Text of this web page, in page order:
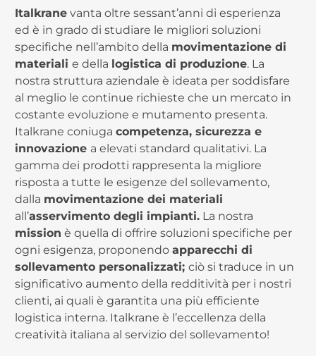
Italkranevanta oltre sessant’anni di esperienza
ed è in grado di studiare le migliori soluzioni
specifiche nell’ambito della movimentazione di
materiali e della logistica di produzione. La
nostra struttura aziendale è ideata per soddisfare
al meglio le continue richieste che un mercato in
costante evoluzione e mutamento presenta.
Italkrane coniuga competenza, sicurezza e
innovazione a elevati standard qualitativi. La
gamma dei prodotti rappresenta la migliore
risposta a tutte le esigenze del sollevamento,
dalla movimentazione dei materiali
all’asservimento degli impianti.La nostra
mission è quella di offrire soluzioni specifiche per
ogni esigenza, proponendo apparecchi di
sollevamento personalizzati; ciò si traduce in un
significativo aumento della redditività per i nostri
clienti, ai quali è garantita una più efficiente
logistica interna. Italkrane è l’eccellenza della
creatività italiana al servizio del sollevamento!